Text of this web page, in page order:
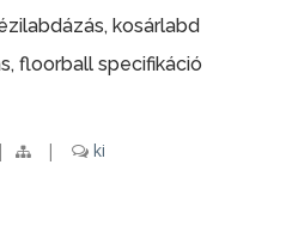
kosárlabd
floorball specifikáció
| | ki